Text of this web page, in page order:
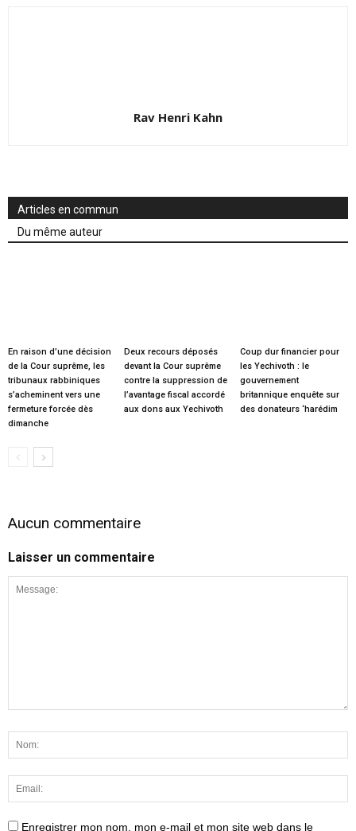
Rav Henri Kahn
Articles en commun
Du même auteur
En raison d’une décision
de la Cour suprême, les
tribunaux rabbiniques
s’acheminent vers une
fermeture forcée dès
dimanche
Deux recours déposés
devant la Cour suprême
contre la suppression de
l’avantage fiscal accordé
aux dons aux Yechivoth
Coup dur financier pour
les Yechivoth : le
gouvernement
britannique enquête sur
des donateurs ‘harédim
Aucun commentaire
Laisser un commentaire
Enregistrer mon nom, mon e-mail et mon site web dans le